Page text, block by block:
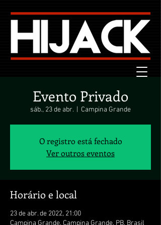
Evento Privado
sáb., 23 de abr. Campina Grande
O registro está fechado
Ver outros eventos
Horário e local
23 de abr. de 2022, 21:00
Campina Grande, Campina Grande, PB, Brasil